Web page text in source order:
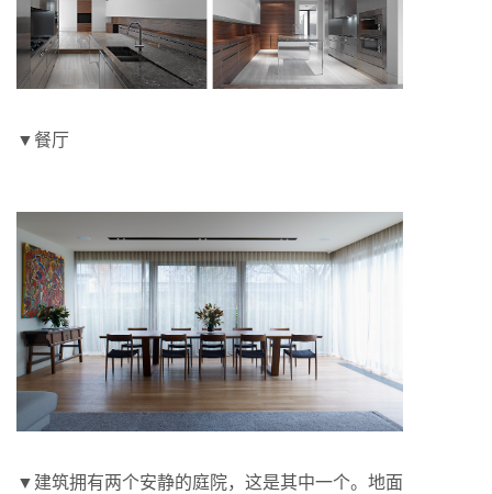
▼餐厅
▼建筑拥有两个安静的庭院，这是其中一个。地面